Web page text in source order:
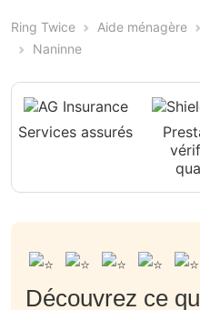
Ring Twice Aide ménagère
Naninne
Services assurés
Découvrez ce